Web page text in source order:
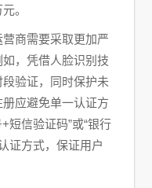
。
商需要采取更加严
，凭借人脸识别技
验证，同时保护未
应避免单一认证方
短信验证码”或“银行
证方式，保证用户